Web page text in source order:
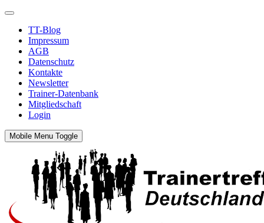
TT-Blog
Impressum
AGB
Datenschutz
Kontakte
Newsletter
Trainer-Datenbank
Mitgliedschaft
Login
Mobile Menu Toggle